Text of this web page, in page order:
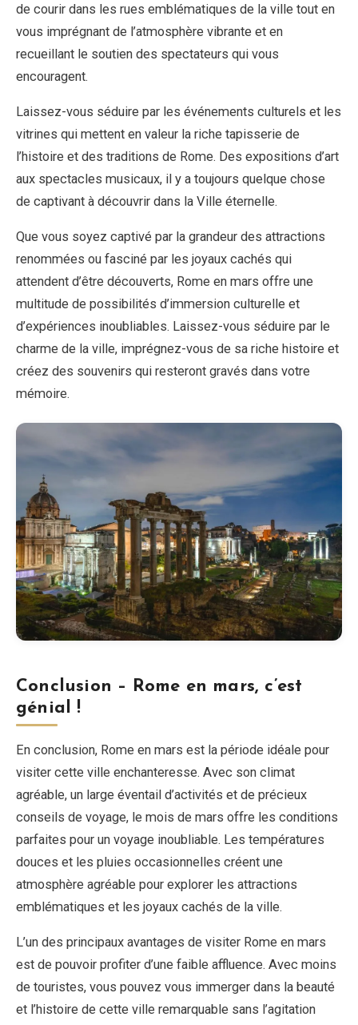
de courir dans les rues emblématiques de la ville tout en
vous imprégnant de l’atmosphère vibrante et en
recueillant le soutien des spectateurs qui vous
encouragent.
Laissez-vous séduire par les événements culturels et les
vitrines qui mettent en valeur la riche tapisserie de
l’histoire et des traditions de Rome. Des expositions d’art
aux spectacles musicaux, il y a toujours quelque chose
de captivant à découvrir dans la Ville éternelle.
Que vous soyez captivé par la grandeur des attractions
renommées ou fasciné par les joyaux cachés qui
attendent d’être découverts, Rome en mars offre une
multitude de possibilités d’immersion culturelle et
d’expériences inoubliables. Laissez-vous séduire par le
charme de la ville, imprégnez-vous de sa riche histoire et
créez des souvenirs qui resteront gravés dans votre
mémoire.
Conclusion – Rome en mars, c’est
génial !
En conclusion, Rome en mars est la période idéale pour
visiter cette ville enchanteresse. Avec son climat
agréable, un large éventail d’activités et de précieux
conseils de voyage, le mois de mars offre les conditions
parfaites pour un voyage inoubliable. Les températures
douces et les pluies occasionnelles créent une
atmosphère agréable pour explorer les attractions
emblématiques et les joyaux cachés de la ville.
L’un des principaux avantages de visiter Rome en mars
est de pouvoir profiter d’une faible affluence. Avec moins
de touristes, vous pouvez vous immerger dans la beauté
et l’histoire de cette ville remarquable sans l’agitation